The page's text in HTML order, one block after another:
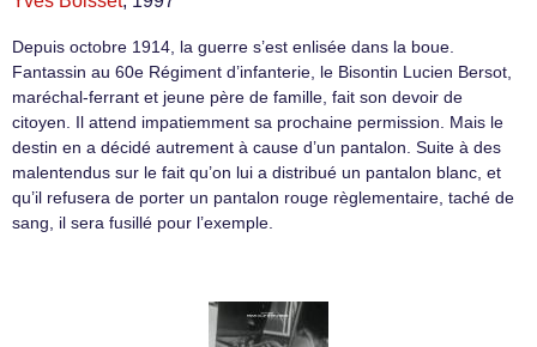
Depuis octobre 1914, la guerre s’est enlisée dans la boue.
Fantassin au 60e Régiment d’infanterie, le Bisontin Lucien Bersot,
maréchal-ferrant et jeune père de famille, fait son devoir de
citoyen. Il attend impatiemment sa prochaine permission. Mais le
destin en a décidé autrement à cause d’un pantalon. Suite à des
malentendus sur le fait qu’on lui a distribué un pantalon blanc, et
qu’il refusera de porter un pantalon rouge règlementaire, taché de
sang, il sera fusillé pour l’exemple.